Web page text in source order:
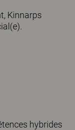
Kinnarps
hybrides